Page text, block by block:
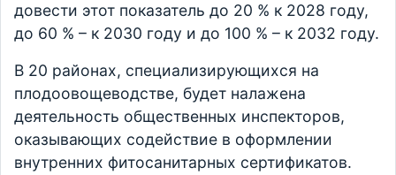
довести этот показатель до 20 % к 2028 году,
до 60 % – к 2030 году и до 100 % – к 2032 году.
В 20 районах, специализирующихся на
плодоовощеводстве, будет налажена
деятельность общественных инспекторов,
оказывающих содействие в оформлении
внутренних фитосанитарных сертификатов.